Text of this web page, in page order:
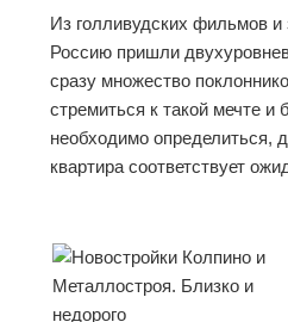
Из голливудских фильмов и
Россию пришли
сразу множество
стремиться к такой мечте и
необходимо определиться,
квартира соответствует